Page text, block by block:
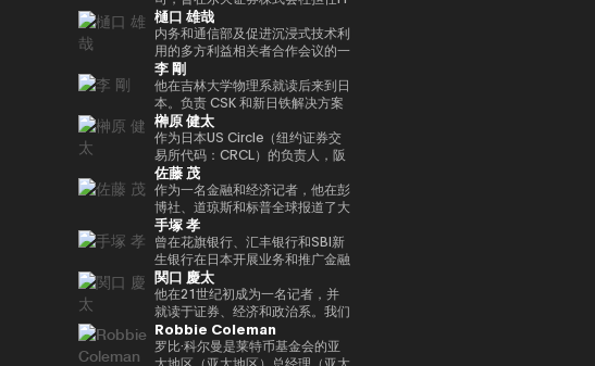
渡边主导了与 SBI Holdings 的战
略合作伙伴关系，以推进创新基础
设施建设，其中包括完全合规的日
元稳定币，以及针对代币化股票和
现实世界资产（RWA）优化的区
块链开发。
公司）。
加速实现下一代金融创新。Ken总
部设在新加坡，领导EMURGO考
虑发展全球金融价值链，并考虑加
入专注于技术和创新投资的风险投
资基金Taisu Ventures的投资委
员会。
资和联盟。自2025/4以来，他一
直担任现任职务。
部门经理兼金融科技部副总经理，
自2018/9以来一直担任该公司的
现任职务。目前，正在推广各种措
施，以帮助提高整个国内加密资产
行业的安全水平。毕业于东京工业
大学研究生院。
樋口 雄哉
内务和通信部及促进沉浸式技术利
用的多方利益相关者合作会议的一
名成员在大学毕业后在一家信用卡
公司找到了一份工作。我在 2006
年转到了雅虎，在制定业务战略和
负责媒体和广告领域的支付/银行
服务方面积累了丰富的经验。他被
借调到日本网络银行（现为
PayPay银行），启动了商业金融
服务，并从事企业管理和营销业
务。他还负责Megabank和雅虎之
间的数字营销子公司（JV）的董
事。之后，他在DeNA和
MobilityTechnologies（现为
GO）从事MaaS业务，并参与了
GO的发布阶段。实施了多个项目
负责人。2021年加入NEC后，他
负责新的数字服务业务，例如
web3、生物识别、元宇宙和秘密
计算。
李 剛
他在吉林大学物理系就读后来到日
本。负责 CSK 和新日铁解决方案
的思科网络的设计和建设。2009
年，他创立了网星并担任总裁兼首
席执行官一职。自成立以来，它一
直专注于国际通信网关业务，并一
直在利用支付x技术的力量进行市
场创造和行为创新。
榊原 健太
作为日本US Circle（纽约证券交
易所代码：CRCL）的负责人，阪
木原健太负责监督日本的业务战略
和市场发展。它促进了国内合作伙
伴关系的建设和生态系统的扩展，
并领导了USDC的国内扩张，这是
日本新监管框架下批准的第一个稳
定币。在加入 Circle 之前，他曾
在 Google Payments 担任合作
伙伴关系和业务发展方面的领导职
务。他促进了与代表日本的支付和
金融科技公司的战略联盟，除了负
责产品合作和市场战略规划外，他
还领导了澳大利亚和新西兰的市场
佐藤 茂
作为一名金融和经济记者，他在彭
博社、道琼斯和标普全球报道了大
约18年的金融市场和大宗商品领
域。他作为日本CoinDesk的创始
成员参与了此次发布会，并担任了
4年的主编。他于2025/1年加入日
本超级队，担任业务发展支持经
理，自2026/1年以来一直担任现
任职务。
手塚 孝
曾在花旗银行、汇丰银行和SBI新
生银行在日本开展业务和推广金融
IT项目。之后，他监督了谷歌日本
的销售，并以字节跳动
（TikTok）副总裁的身份领导了
日本的业务增长。目前，作为
Startale Japan的首席执行官兼首
席执行官，他正在促进在日本市场
関口 慶太
他在21世纪初成为一名记者，并
就读于证券、经济和政治系。我们
与Kabutocho、Kasumigaseki和
Nagatacho一起从多角度报道金
融和市场。自 2020 年起担任金融
Robbie Coleman
罗比·科尔曼是莱特币基金会的亚
太地区（亚太地区）总经理（亚太